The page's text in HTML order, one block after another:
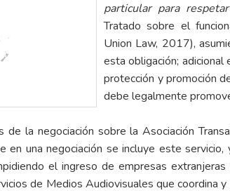
particular para
Tratado sobre el
Union Law, 2017),
esta obligación;
protección y promoción
debe legalmente
de la negociación sobre la Asociación
una negociación se incluye este
el ingreso de empresas
de Medios Audiovisuales que coordina